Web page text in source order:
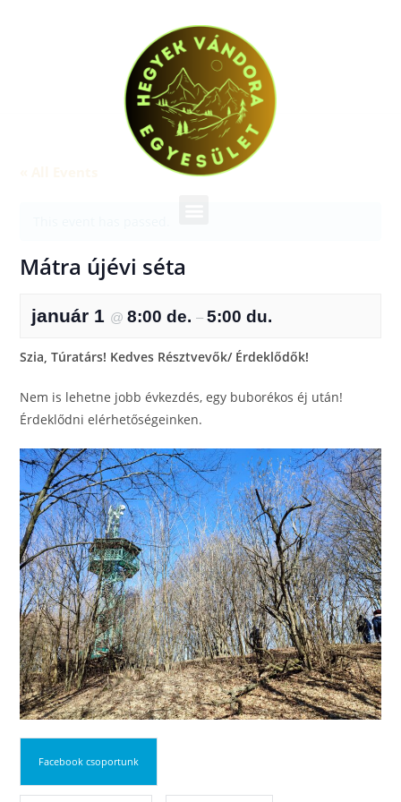
Mátra újévi séta
január 1 @8:00 de.–5:00 du.
Szia, Túratárs! Kedves Résztvevők/ Érdeklődők!
Nem is lehetne jobb évkezdés, egy buborékos éj után!
Érdeklődni elérhetőségeinken.
Facebook csoportunk